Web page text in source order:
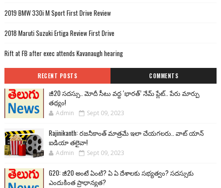
2019 BMW 330i M Sport First Drive Review
2018 Maruti Suzuki Ertiga Review First Drive
Rift at FB after exec attends Kavanaugh hearing
RECENT POSTS COMMENTS
జీ20 సదస్సు.. మోదీ సీటు వద్ద ‘భారత్’ నేమ్ ప్లేట్‌.. పేరు మార్పు
తథ్యం!
Admin Sept 09, 2023
Rajinikanth: రజనీకాంత్ మాత్రమే ఇలా చేయగలరు.. వాట్ యాన్
ఐడియా తలైవా!
Admin Sept 09, 2023
G20: జీ20 అంటే ఏంటి? ఏ ఏ దేశాలకు సభ్యత్వం? సదస్సుకు
ఎందుకింత ప్రాధాన్యత?